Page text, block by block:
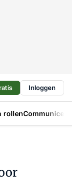
Inloggen
rollen